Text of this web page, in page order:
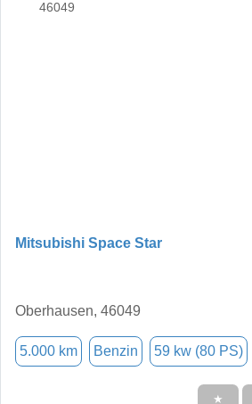
Mitsubishi Space Star
Oberhausen, 46049
5.000 km Benzin 59 kw (80 PS)
★